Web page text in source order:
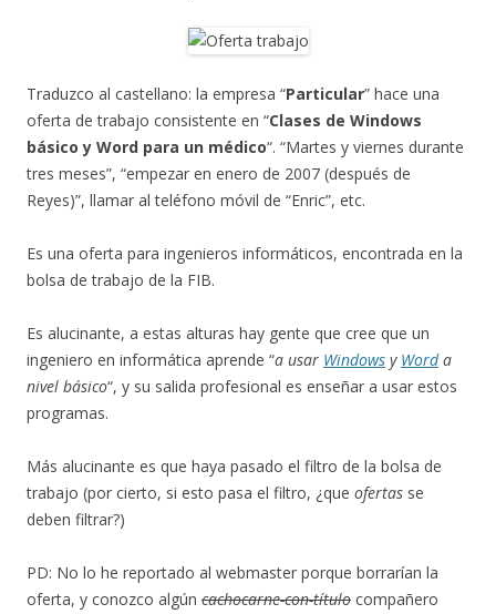
Traduzco al castellano: la empresa “Particular” hace una
oferta de trabajo consistente en “Clases de Windows
básico y Word para un médico“. “Martes y viernes durante
tres meses”, “empezar en enero de 2007 (después de
Reyes)”, llamar al teléfono móvil de “Enric”, etc.
Es una oferta para ingenieros informáticos, encontrada en la
bolsa de trabajo de la FIB.
Es alucinante, a estas alturas hay gente que cree que un
ingeniero en informática aprende “a usar Windows y Worda
nivel básico“, y su salida profesional es enseñar a usar estos
programas.
Más alucinante es que haya pasado el filtro de la bolsa de
trabajo (por cierto, si esto pasa el filtro, ¿que ofertas se
deben filtrar?)
PD: No lo he reportado al webmaster porque borrarían la
oferta, y conozco algún cachocarne-con-título compañero